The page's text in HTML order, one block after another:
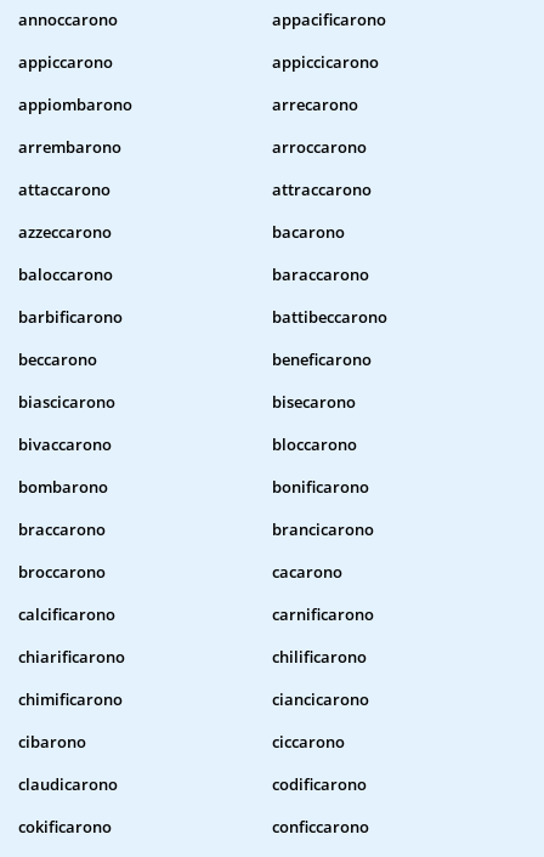
annoccarono
appacificarono
appiccarono
appiccicarono
appiombarono
arrecarono
arrembarono
arroccarono
attaccarono
attraccarono
azzeccarono
bacarono
baloccarono
baraccarono
barbificarono
battibeccarono
beccarono
beneficarono
biascicarono
bisecarono
bivaccarono
bloccarono
bombarono
bonificarono
braccarono
brancicarono
broccarono
cacarono
calcificarono
carnificarono
chiarificarono
chilificarono
chimificarono
ciancicarono
cibarono
ciccarono
claudicarono
codificarono
cokificarono
conficcarono